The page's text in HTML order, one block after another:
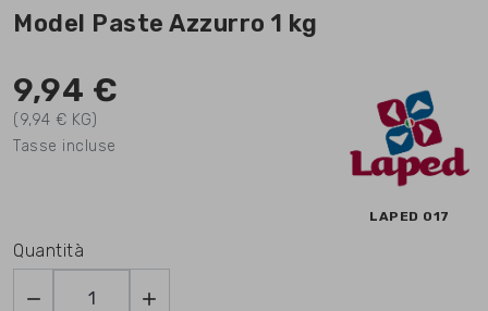
Model Paste Azzurro 1 kg
9,94 €
(9,94 € KG)
Tasse incluse
LAPED 017
Quantità
 